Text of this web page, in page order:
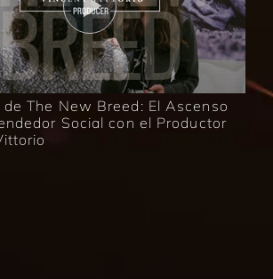
The New Breed: El Ascenso
Social con el Productor